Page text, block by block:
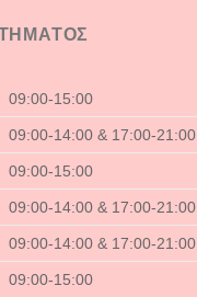
09:00-15:00
09:00-14:00 & 17:00-21:00
09:00-15:00
09:00-14:00 & 17:00-21:00
09:00-14:00 & 17:00-21:00
09:00-15:00